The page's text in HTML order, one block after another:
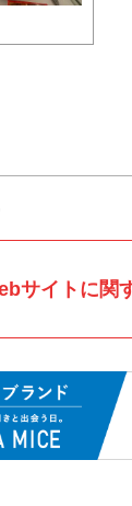
サイトに関